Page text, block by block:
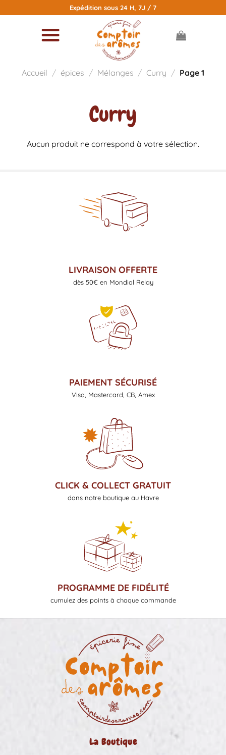
au
Expédition sous 24 H, 7J / 7
Accueil / épices / Mélanges / Curry / Page 1
Curry
Aucun produit ne correspond à votre sélection.
LIVRAISON OFFERTE
dès 50€ en Mondial Relay
PAIEMENT SÉCURISÉ
Visa, Mastercard, CB, Amex
CLICK & COLLECT GRATUIT
dans notre boutique au Havre
PROGRAMME DE FIDÉLITÉ
cumulez des points à chaque commande
La Boutique